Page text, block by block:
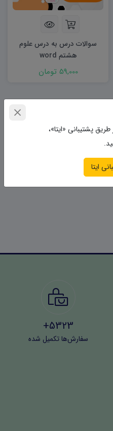
سوالات درس به درس علوم
هشتم word
59,000 تومان
5323+
سفارش‌ها تکمیل شده
پشتیبانی «ایتا»،
ایتا